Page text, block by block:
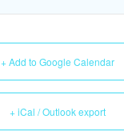
+ Add to Google Calendar
+ iCal / Outlook export